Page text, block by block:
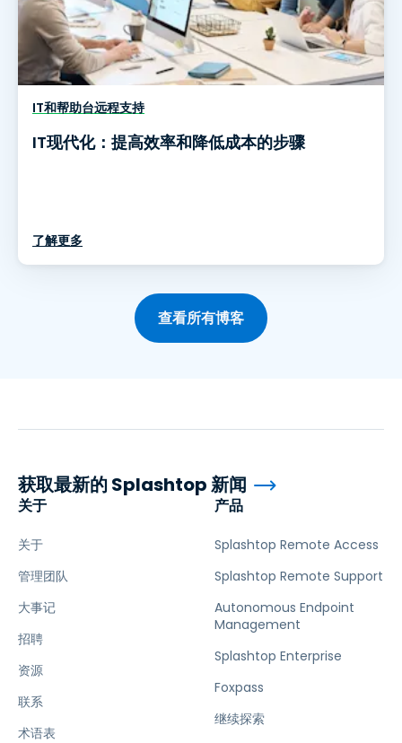
IT和帮助台远程支持
IT现代化：提高效率和降低成本的步骤
了解更多
查看所有博客
关于
关于
管理团队
大事记
招聘
资源
联系
术语表
产品
Splashtop Remote Access
Splashtop Remote Support
Autonomous Endpoint
Management
Splashtop Enterprise
Foxpass
继续探索
获取最新的 Splashtop 新闻